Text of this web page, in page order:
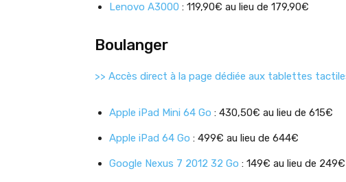
Lenovo A3000 : 119,90€ au lieu de 179,90€
Boulanger
>> Accès direct à la page dédiée aux tablettes
Apple iPad Mini 64 Go : 430,50€ au lieu de 615€
Apple iPad 64 Go : 499€ au lieu de 644€
Google Nexus 7 2012 32 Go : 149€ au lieu de 249€